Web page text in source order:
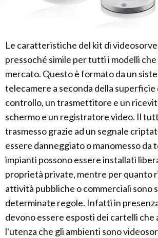
Le caratteristiche del kit di
pressoché simile per tutti i modelli
mercato. Questo è formato da un
telecamere a seconda della
controllo, un trasmettitore e un
schermo e un registratore video. Il
trasmesso grazie ad un segnale
essere danneggiato o manomesso da
impianti possono essere installati
proprietà private, mentre per quanto
attività pubbliche o commerciali sono
determinate regole. Infatti in
devono essere esposti dei cartelli che
l'utenza che gli ambienti sono